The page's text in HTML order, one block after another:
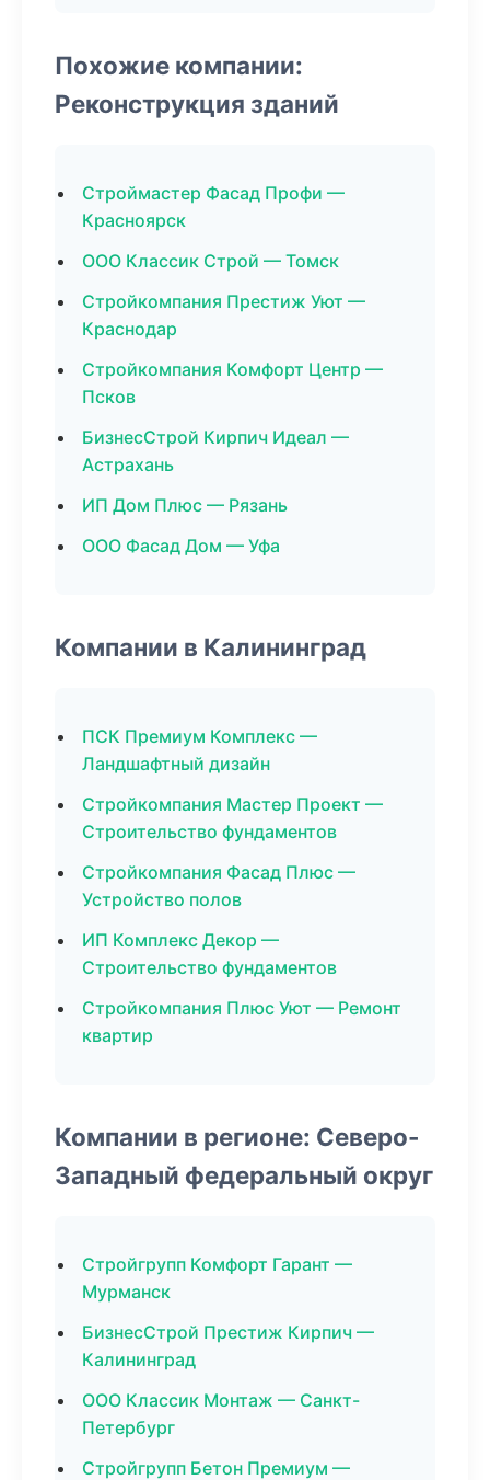
Похожие компании:
Реконструкция зданий
Строймастер Фасад Профи —
Красноярск
ООО Классик Строй — Томск
Стройкомпания Престиж Уют —
Краснодар
Стройкомпания Комфорт Центр —
Псков
БизнесСтрой Кирпич Идеал —
Астрахань
ИП Дом Плюс — Рязань
ООО Фасад Дом — Уфа
Компании в Калининград
ПСК Премиум Комплекс —
Ландшафтный дизайн
Стройкомпания Мастер Проект —
Строительство фундаментов
Стройкомпания Фасад Плюс —
Устройство полов
ИП Комплекс Декор —
Строительство фундаментов
Стройкомпания Плюс Уют — Ремонт
квартир
Компании в регионе: Северо-
Западный федеральный округ
Стройгрупп Комфорт Гарант —
Мурманск
БизнесСтрой Престиж Кирпич —
Калининград
ООО Классик Монтаж — Санкт-
Петербург
Стройгрупп Бетон Премиум —